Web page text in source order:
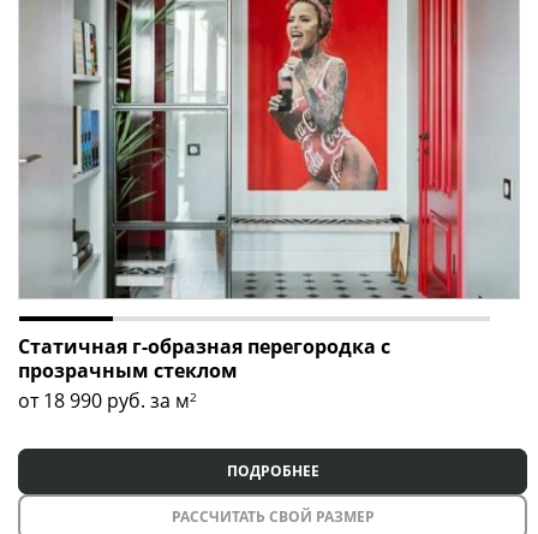
Статичная г-образная перегородка с
прозрачным стеклом
от 18 990 руб. за м2
ПОДРОБНЕЕ
РАССЧИТАТЬ СВОЙ РАЗМЕР